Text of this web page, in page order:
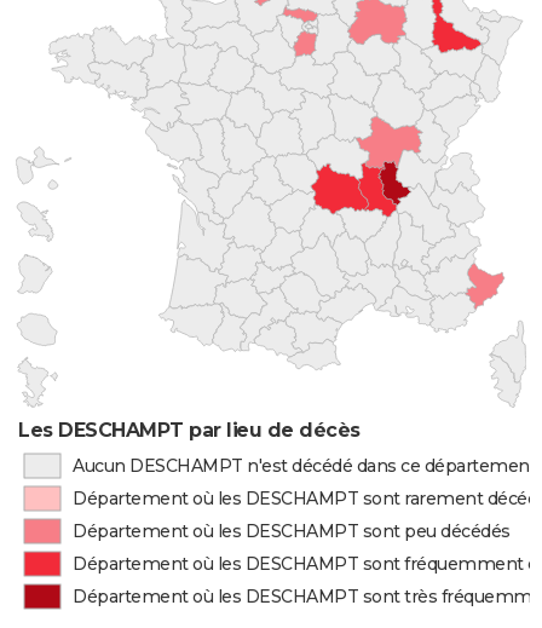
Les DESCHAMPT par lieu de décès
Aucun DESCHAMPT n'est décédé dans ce département
Département où les DESCHAMPT sont rarement
Département où les DESCHAMPT sont peu décédés
Département où les DESCHAMPT sont fréquemment
Département où les DESCHAMPT sont très